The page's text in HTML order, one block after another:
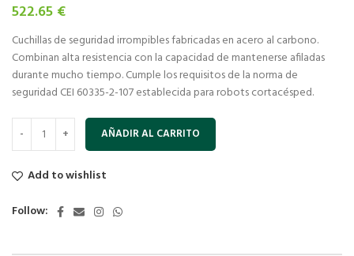
522.65 €
Cuchillas de seguridad irrompibles fabricadas en acero al carbono.
Combinan alta resistencia con la capacidad de mantenerse afiladas
durante mucho tiempo. Cumple los requisitos de la norma de
seguridad CEI 60335-2-107 establecida para robots cortacésped.
AÑADIR AL CARRITO
Add to wishlist
Follow: